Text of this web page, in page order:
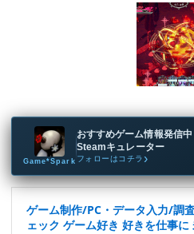
Game*Spark
おすすめゲーム情報発信中
Steamキュレーター
フォローはコチラ
ゲーム制作/PC・データ入力/調
ェック ゲーム好き 好きを仕事に